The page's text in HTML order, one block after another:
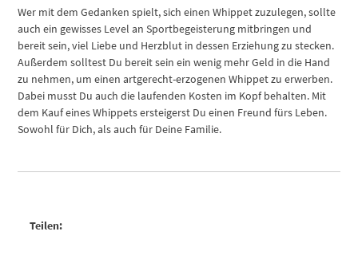
Wer mit dem Gedanken spielt, sich einen Whippet zuzulegen, sollte
auch ein gewisses Level an Sportbegeisterung mitbringen und
bereit sein, viel Liebe und Herzblut in dessen Erziehung zu stecken.
Außerdem solltest Du bereit sein ein wenig mehr Geld in die Hand
zu nehmen, um einen artgerecht-erzogenen Whippet zu erwerben.
Dabei musst Du auch die laufenden Kosten im Kopf behalten. Mit
dem Kauf eines Whippets ersteigerst Du einen Freund fürs Leben.
Sowohl für Dich, als auch für Deine Familie.
Teilen: